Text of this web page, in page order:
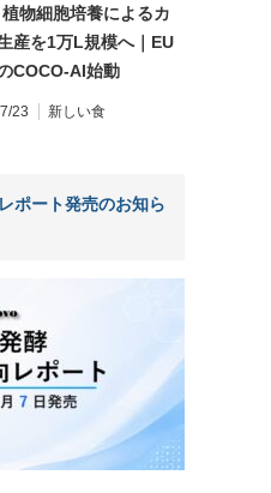
物細胞培養によるカ
産を1万L規模へ｜EU
COCO-AI始動
23 新しい食
ポート発売のお知ら